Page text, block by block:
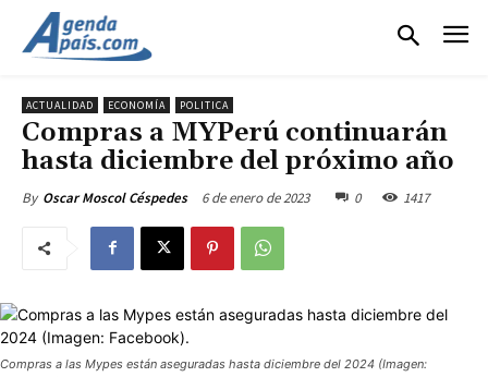
ACTUALIDAD ECONOMÍA POLITICA
Compras a MYPerú continuarán
hasta diciembre del próximo año
By Oscar Moscol Céspedes 6 de enero de 2023 0 1417
Compras a las Mypes están aseguradas hasta diciembre del 2024 (Imagen: